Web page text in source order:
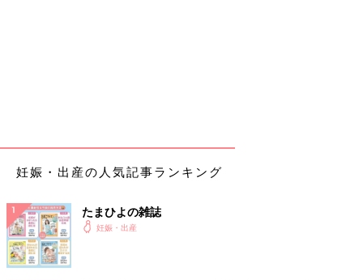
・痛みや張りが治まらない
・出血を伴う
・おりもの
妊娠・出産の人気記事ランキング
たまひよの雑誌
妊娠・出産